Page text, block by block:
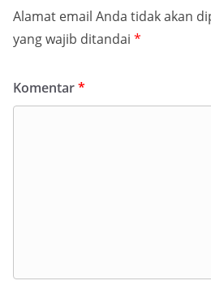
Alamat email Anda tidak akan
yang wajib ditandai *
Komentar*